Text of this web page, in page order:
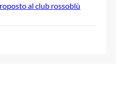
al club rossoblù